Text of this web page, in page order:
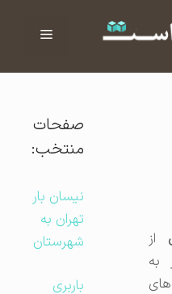
فهرست
صفحات
منتخب:
نیسان بار
تهران به
شهرستان
باربری